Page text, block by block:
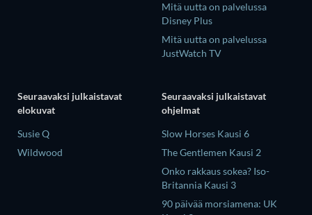
Mitä uutta on palvelussa
Disney Plus
Mitä uutta on palvelussa
JustWatch TV
Seuraavaksi julkaistavat
elokuvat
Susie Q
Wildwood
Seuraavaksi julkaistavat
ohjelmat
Slow Horses Kausi 6
The Gentlemen Kausi 2
Onko rakkaus sokea? Iso-
Britannia Kausi 3
90 päivää morsiamena: UK